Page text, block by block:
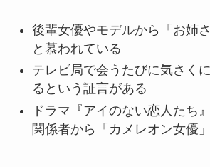
後輩女優やモデルから「お姉
と慕われている
テレビ局で会うたびに気さく
るという証言がある
ドラマ『アイのない恋人たち
関係者から「カメレオン女優